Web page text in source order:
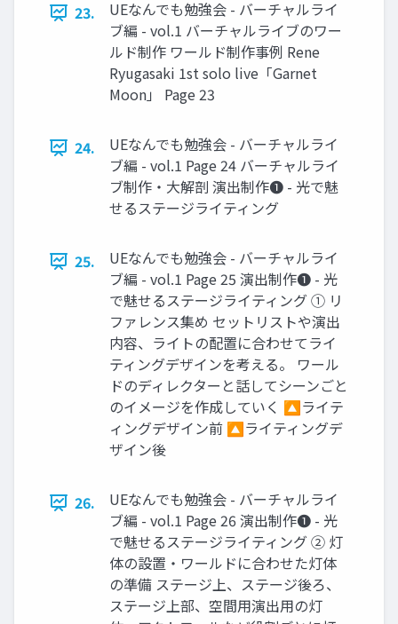
23.
UEなんでも勉強会 - バーチャルライ
ブ編 - vol.1 バーチャルライブのワー
ルド制作 ワールド制作事例 Rene
Ryugasaki 1st solo live「Garnet
Moon」 Page 23
24.
UEなんでも勉強会 - バーチャルライ
ブ編 - vol.1 Page 24 バーチャルライ
ブ制作・大解剖 演出制作❶ - 光で魅
せるステージライティング
25.
UEなんでも勉強会 - バーチャルライ
ブ編 - vol.1 Page 25 演出制作❶ - 光
で魅せるステージライティング ① リ
ファレンス集め セットリストや演出
内容、ライトの配置に合わせてライ
ティングデザインを考える。 ワール
ドのディレクターと話してシーンごと
のイメージを作成していく 🔼ライテ
ィングデザイン前 🔼ライティングデ
ザイン後
26.
UEなんでも勉強会 - バーチャルライ
ブ編 - vol.1 Page 26 演出制作❶ - 光
で魅せるステージライティング ② 灯
体の設置・ワールドに合わせた灯体
の準備 ステージ上、ステージ後ろ、
ステージ上部、空間用演出用の灯